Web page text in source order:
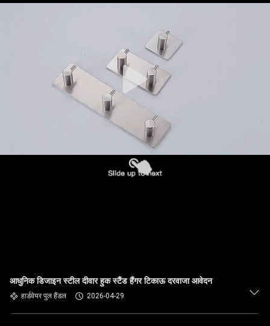
आधुनिक डिजाइन स्टील दीवार हुक स्टैंड हैंगर टिकाऊ दरवाजा आवेदन
हार्डवेयर पुल हैंडल 2026-04-29